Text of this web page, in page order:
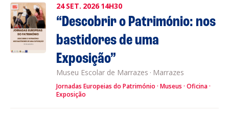
24 SET. 2026 14H30
“Descobrir o Património: nos
bastidores de uma
Exposição”
Museu Escolar de Marrazes · Marrazes
Jornadas Europeias do Património Museus Oficina
Exposição